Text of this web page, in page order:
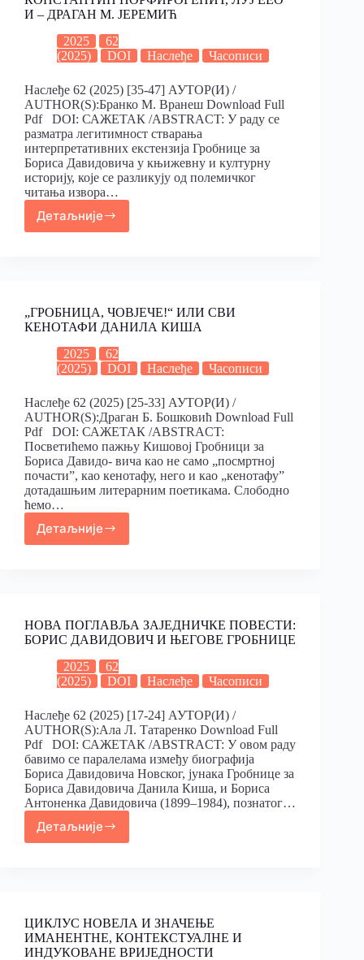
И – ДРАГАН М. ЈЕРЕМИЋ
2025
62
(2025)
DOI Наслеђе Часописи
Наслеђе 62 (2025) [35-47] АУТОР(И) /
AUTHOR(S):Бранко М. Вранеш Download Full
Pdf DOI: САЖЕТАК /ABSTRACT: У раду се
разматра легитимност стварања
интерпретативних екстензија Гробнице за
Бориса Давидовича у књижевну и културну
историју, које се разликују од полемичког
читања извора…
Детаљније
„ГРОБНИЦА, ЧОВЈЕЧЕ!“ ИЛИ СВИ
КЕНОТАФИ ДАНИЛА КИША
2025
62
(2025)
DOI Наслеђе Часописи
Наслеђе 62 (2025) [25-33] АУТОР(И) /
AUTHOR(S):Драган Б. Бошковић Download Full
Pdf DOI: САЖЕТАК /ABSTRACT:
Посветићемо пажњу Кишовој Гробници за
Бориса Давидо- вича као не само „посмртној
почасти”, као кенотафу, него и као „кенотафу”
дотадашњим литерарним поетикама. Слободно
ћемо…
Детаљније
НOВА ПОГЛАВЉА ЗАЈЕДНИЧКЕ ПОВЕСТИ:
БОРИС ДАВИДОВИЧ И ЊЕГОВЕ ГРОБНИЦЕ
2025
62
(2025)
DOI Наслеђе Часописи
Наслеђе 62 (2025) [17-24] АУТОР(И) /
AUTHOR(S):Ала Л. Татаренко Download Full
Pdf DOI: САЖЕТАК /ABSTRACT: У овом раду
бавимо се паралелама између биографија
Бориса Давидовича Новског, јунака Гробнице за
Бориса Давидовича Данила Киша, и Бориса
Антоненка Давидовича (1899‒1984), познатог…
Детаљније
ЦИКЛУС НОВЕЛА И ЗНАЧЕЊЕ
ИМАНЕНТНЕ, КОНТЕКСТУАЛНЕ И
ИНДУКОВАНЕ ВРИЈЕДНОСТИ